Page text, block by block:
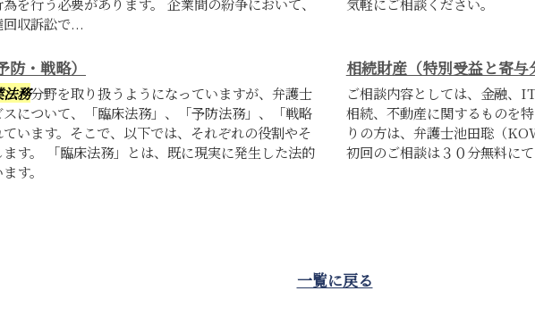
を行う必要があります。 企業間の紛争において、
収訴訟で...
気軽にご相談ください。
・戦略）
法務分野を取り扱うようになっていますが、弁護士
について、「臨床法務」、「予防法務」、「戦略
います。そこで、以下では、それぞれの役割やそ
す。 「臨床法務」とは、既に現実に発生した法的
す。
相続財産（特別受益と寄与
ご相談内容としては、金融、IT
相続、不動産に関するものを
りの方は、弁護士池田聡（
初回のご相談は３０分無料にて
一覧に戻る